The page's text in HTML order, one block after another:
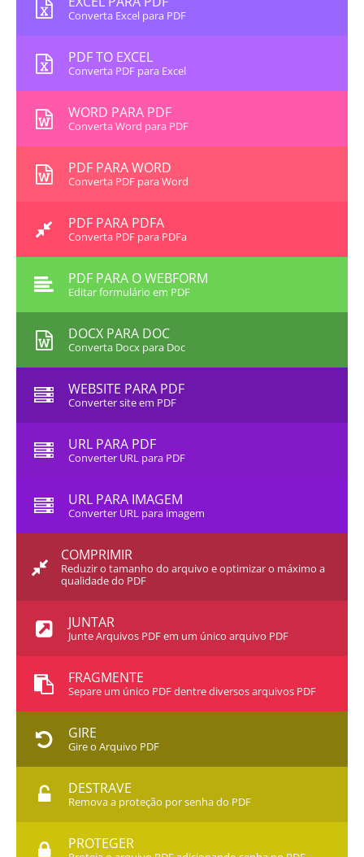
Converta Excel para PDF
PDF TO EXCEL
Converta PDF para Excel
WORD PARA PDF
Converta Word para PDF
PDF PARA WORD
Converta PDF para Word
PDF PARA PDFA
Converta PDF para PDFa
PDF PARA O WEBFORM
Editar formulário em PDF
DOCX PARA DOC
Converta Docx para Doc
WEBSITE PARA PDF
Converter site em PDF
URL PARA PDF
Converter URL para PDF
URL PARA IMAGEM
Converter URL para imagem
COMPRIMIR
Reduzir o tamanho do arquivo e optimizar o máximo a
qualidade do PDF
JUNTAR
Junte Arquivos PDF em um único arquivo PDF
FRAGMENTE
Separe um único PDF dentre diversos arquivos PDF
GIRE
Gire o Arquivo PDF
DESTRAVE
Remova a proteção por senha do PDF
PROTEGER